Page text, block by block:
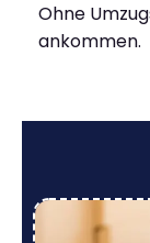
Ohne
ankommen.